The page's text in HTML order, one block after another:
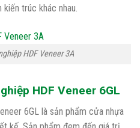
trúc khác nhau.
HDF Veneer 3A
HDF Veneer 6GL
6GL là sản phẩm cửa nhựa